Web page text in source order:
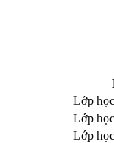
Lớp
Lớp
Lớp